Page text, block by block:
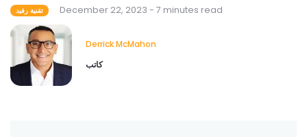
تقنية رفيد December 22, 2023 - 7 minutes read
Derrick McMahon
كاتب